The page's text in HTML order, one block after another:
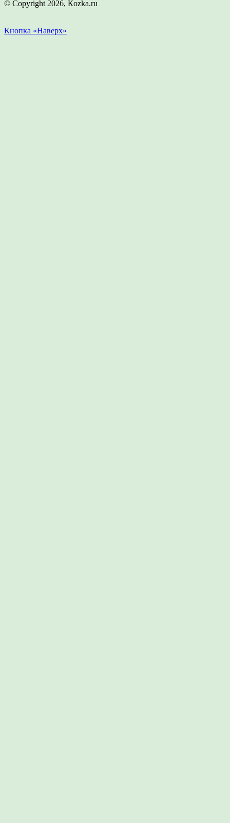
© Copyright 2026, Кozka.ru
Кнопка «Наверх»